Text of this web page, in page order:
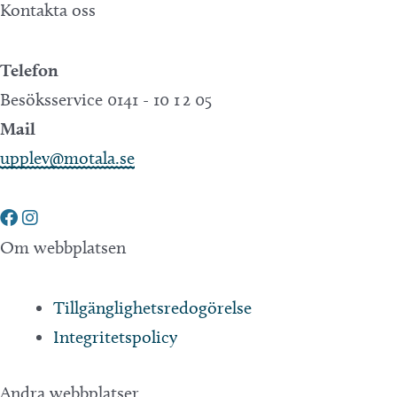
Kontakta oss
Telefon
Besöksservice 0141 - 10 1 2 05
Mail
upplev@motala.se
Om webbplatsen
Tillgänglighetsredogörelse
Integritetspolicy
Andra webbplatser